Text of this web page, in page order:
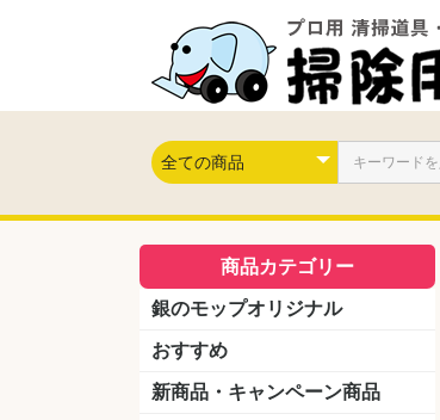
商品カテゴリー
銀のモップオリジナル
おすすめ
新商品・キャンペーン商品